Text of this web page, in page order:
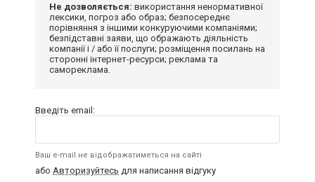
Не дозволяється: використання ненормативної
лексики, погроз або образ; безпосереднє
порівняння з іншими конкуруючими компаніями;
безпідставні заяви, що ображають діяльність
компанії і / або її послуги; розміщення посилань на
сторонні інтернет-ресурси; реклама та
самореклама.
Введіть email:
Ваш e-mail не відображатиметься на сайті
або Авторизуйтесь для написання відгуку